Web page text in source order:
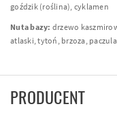
goździk (roślina), cyklamen
Nuta bazy: drzewo
atlaski, tytoń, brzoza,
PRODUCENT